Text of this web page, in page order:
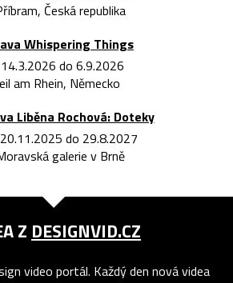
Česká republika
Whispering Things
do 6.9.2026
am Rhein, Německo
Liběna Rochová: Doteky
do 29.8.2027
galerie v Brně
Z DESIGNVID.CZ
video portál. Každý den nová videa